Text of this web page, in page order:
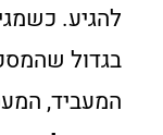
להגיע.
בגדול
המעביד,